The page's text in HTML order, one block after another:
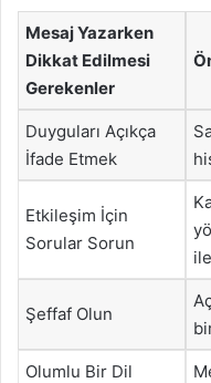
Mesaj Yazarken
Dikkat Edilmesi
Gerekenler
Duyguları Açıkça
İfade Etmek
Etkileşim İçin
Sorular Sorun
Şeffaf Olun
Olumlu Bir Dil